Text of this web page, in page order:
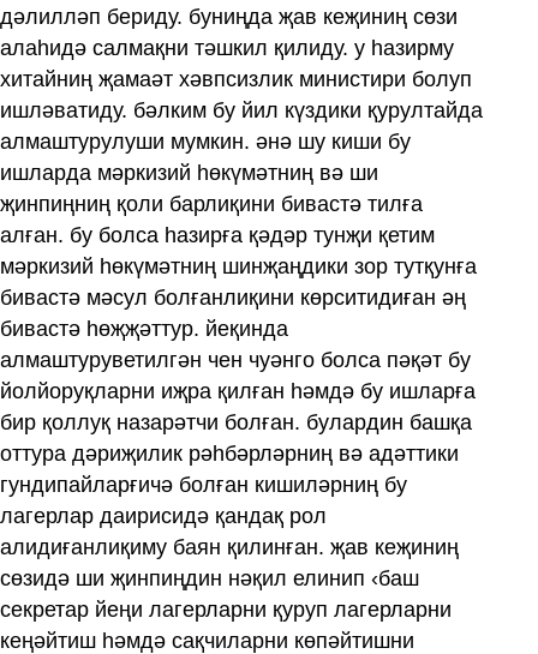
дәлилләп бериду. буниңда җав кеҗиниң сөзи
алаһидә салмақни тәшкил қилиду. у һазирму
хитайниң җамаәт хәвпсизлик министири болуп
ишләватиду. бәлким бу йил күздики қурултайда
алмаштурулуши мумкин. әнә шу киши бу
ишларда мәркизий һөкүмәтниң вә ши
җинпиңниң қоли барлиқини бивастә тилға
алған. бу болса һазирға қәдәр тунҗи қетим
мәркизий һөкүмәтниң шинҗаңдики зор тутқунға
бивастә мәсул болғанлиқини көрситидиған әң
бивастә һөҗҗәттур. йеқинда
алмаштуруветилгән чен чуәнго болса пәқәт бу
йолйоруқларни иҗра қилған һәмдә бу ишларға
бир қоллуқ назарәтчи болған. булардин башқа
оттура дәриҗилик рәһбәрләрниң вә адәттики
гундипайларғичә болған кишиләрниң бу
лагерлар даирисидә қандақ рол
алидиғанлиқиму баян қилинған. җав кеҗиниң
сөзидә ши җинпиңдин нәқил елинип ‹баш
секретар йеңи лагерларни қуруп лагерларни
кеңәйтиш һәмдә сақчиларни көпәйтишни